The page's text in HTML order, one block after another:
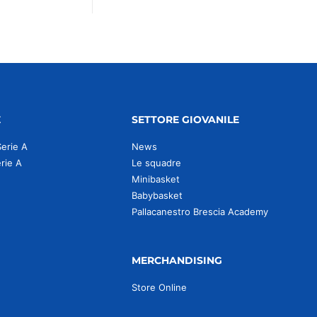
A
A
SETTORE GIOVANILE
News
Le squadre
Minibasket
Babybasket
Pallacanestro Brescia Academy
MERCHANDISING
Store Online